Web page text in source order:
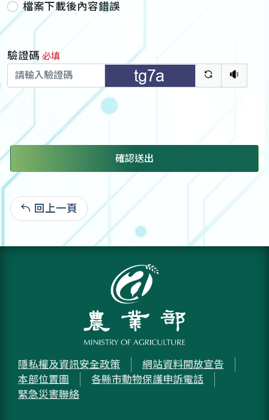
檔案下載後內容錯誤
驗證碼 必填
驗證碼重新
聽語
確認送出
回上一頁
隱私權及資訊安全政策
網站資料開放宣告
本部位置圖
各縣市動物保護申訴電話
緊急災害聯絡